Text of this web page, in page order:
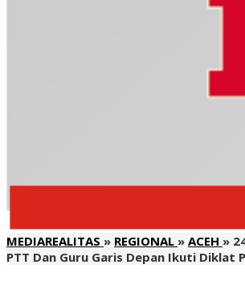
MEDIAREALITAS » REGIONAL » ACEH »
PTT Dan Guru Garis Depan Ikuti Diklat